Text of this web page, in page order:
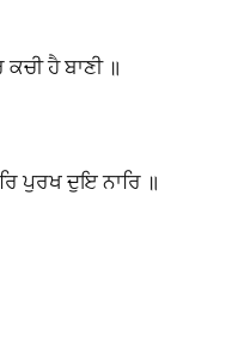
ਕਚੀ ਹੈ ਬਾਣੀ ॥
ਪੁਰਖ ਦੁਇ ਨਾਰਿ ॥